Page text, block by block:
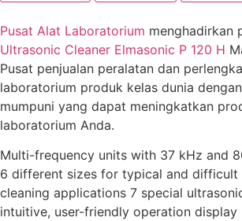
Pusat Alat Laboratorium menghadirkan
Ultrasonic Cleaner Elmasonic P 120 H
Pusat penjualan peralatan dan
laboratorium produk kelas dunia
mumpuni yang dapat meningkatkan
laboratorium Anda.
Multi-frequency units with 37 kHz and
6 different sizes for typical and difficult
cleaning applications 7 special
intuitive, user-friendly operation